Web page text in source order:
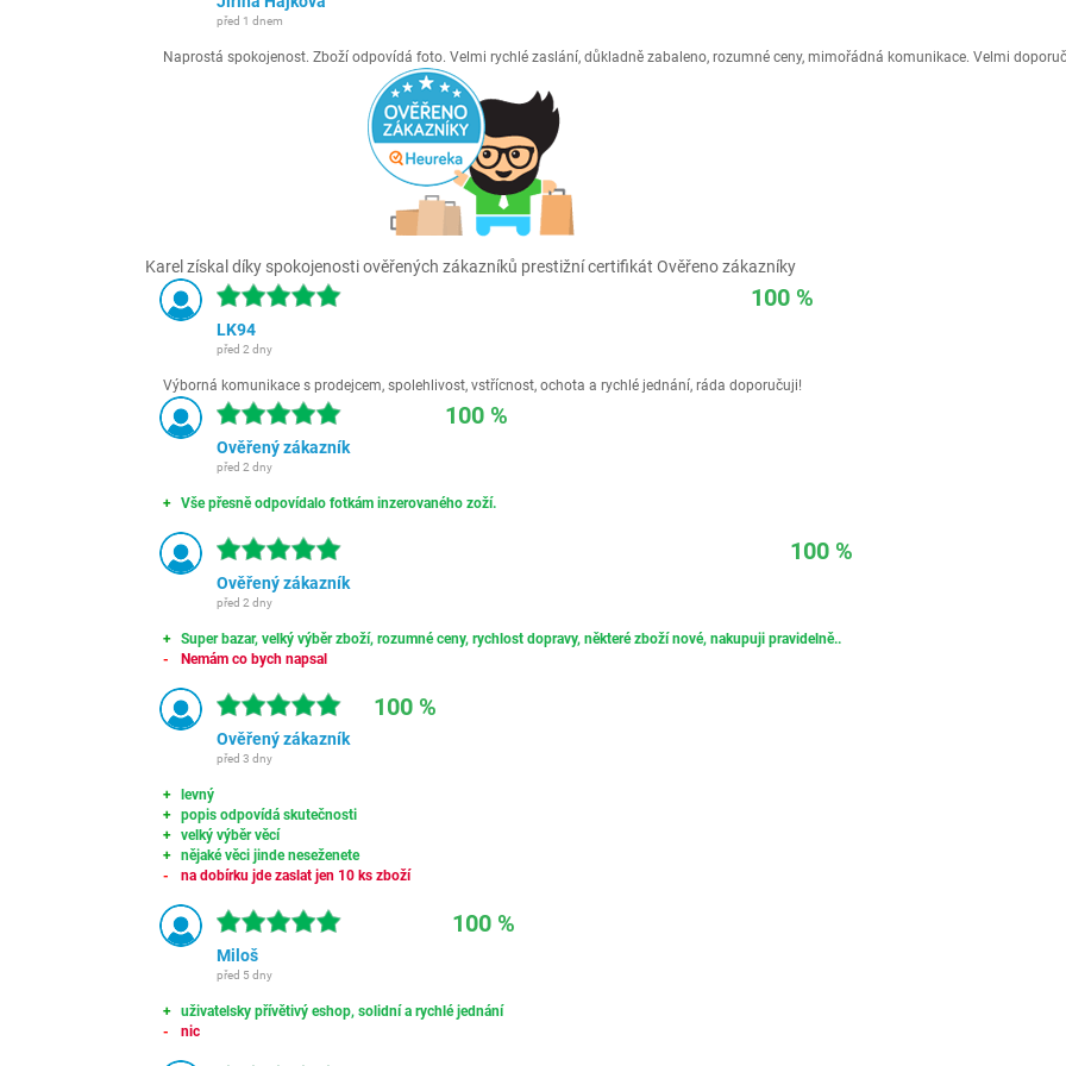
před 1 dnem
Naprostá spokojenost. Zboží odpovídá foto. Velmi rychlé zaslání, důkladně zabaleno, rozumné ceny, mimořádná komunikace. Velmi
Karel získal díky spokojenosti ověřených zákazníků prestižní certifikát Ověřeno zákazníky
100 %
LK94
před 2 dny
Výborná komunikace s prodejcem, spolehlivost, vstřícnost, ochota a rychlé jednání, ráda doporučuji!
100 %
Ověřený zákazník
před 2 dny
Vše přesně odpovídalo fotkám inzerovaného zoží.
100 %
Ověřený zákazník
před 2 dny
Super bazar, velký výběr zboží, rozumné ceny, rychlost dopravy, některé zboží nové, nakupuji pravidelně..
Nemám co bych napsal
100 %
Ověřený zákazník
před 3 dny
levný
popis odpovídá skutečnosti
velký výběr věcí
nějaké věci jinde neseženete
na dobírku jde zaslat jen 10 ks zboží
100 %
Miloš
před 5 dny
uživatelsky přívětivý eshop, solidní a rychlé jednání
nic